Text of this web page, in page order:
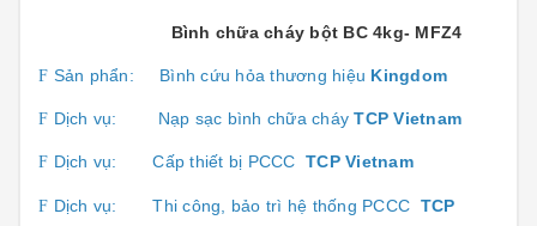
Bình chữa cháy bột BC 4kg- MFZ4
F Sản phẩn: Bình cứu hỏa thương hiệu Kingdom
F Dịch vụ: Nạp sạc bình chữa cháyTCP Vietnam
F Dịch vụ:Cấp thiết bị PCCC TCP Vietnam
F Dịch vụ:Thi công, bảo trì hệ thống PCCC TCP